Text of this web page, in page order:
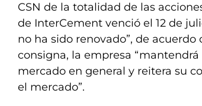
CSN de la totalidad de las
de InterCement venció el 12 de
no ha sido renovado”, de
consigna, la empresa
mercado en general y reitera su
el mercado”.